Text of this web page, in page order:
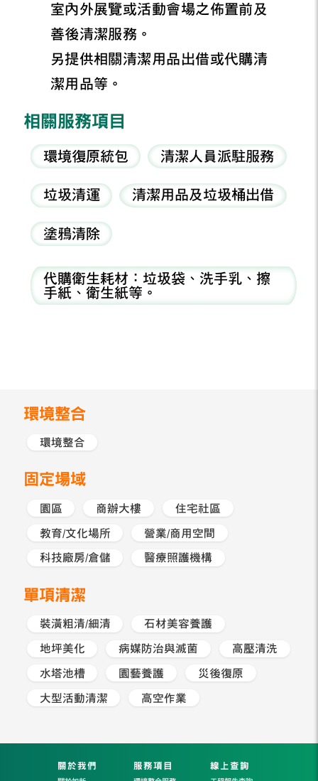
室內外展覽或活動會場之佈置前及
善後清潔服務。
另提供相關清潔用品出借或代購清
潔用品等。
相關服務項目
環境復原統包 清潔人員派駐服務
垃圾清運 清潔用品及垃圾桶出借
塗鴉清除
代購衛生耗材：垃圾袋、洗手乳、擦
手紙、衛生紙等。
環境整合
環境整合
固定場域
園區 商辦大樓 住宅社區
教育/文化場所 營業/商用空間
科技廠房/倉儲 醫療照護機構
單項清潔
裝潢粗清/細清 石材美容養護
地坪美化 病媒防治與滅菌 高壓清洗
水塔池槽 園藝養護 災後復原
大型活動清潔 高空作業
關於我們 服務項目 線上查詢